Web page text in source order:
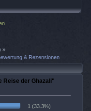
»
& Rezensionen
Reise der Ghazali"
1 (33.3%)